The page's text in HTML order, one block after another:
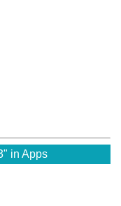
in Apps